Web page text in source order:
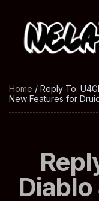
Home / Reply To:
New Features for
Diablo